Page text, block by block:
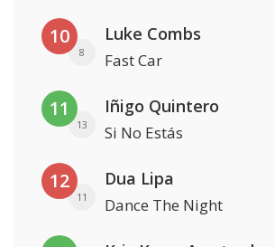
10
8
Luke Combs
Fast Car
11
13
Iñigo Quintero
Si No Estás
12
11
Dua Lipa
Dance The Night